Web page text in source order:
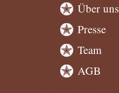
Über uns
Presse
Team
AGB